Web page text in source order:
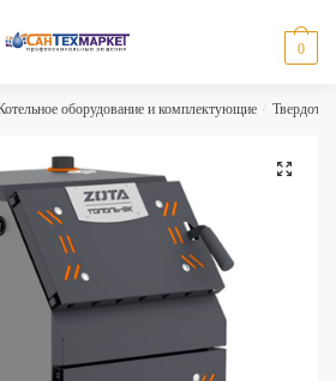
0
оборудование и комплектующие
🔍